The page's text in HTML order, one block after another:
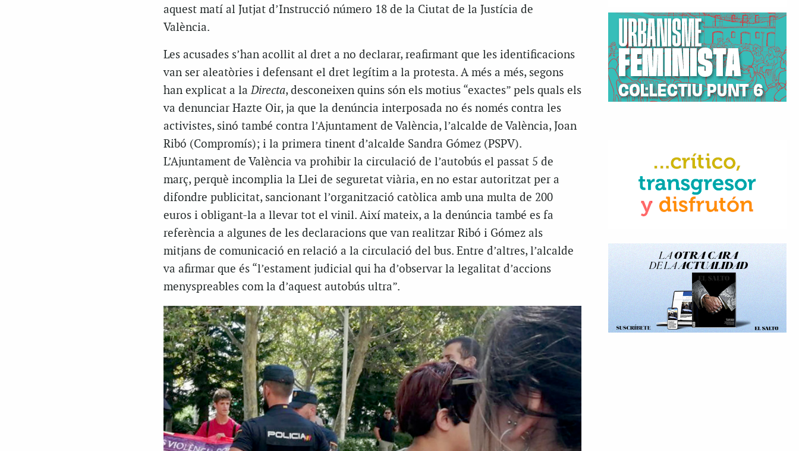
aquest matí al Jutjat d’Instrucció número 18 de la Ciutat de la Justícia de
València.
Les acusades s’han acollit al dret a no declarar, reafirmant que les identificacions
van ser aleatòries i defensant el dret legítim a la protesta. A més a més, segons
han explicat a laDirecta, desconeixen quins són els motius “exactes” pels quals els
va denunciar Hazte Oir, ja que la denúncia interposada no és només contra les
activistes, sinó també contra l’Ajuntament de València, l’alcalde de València, Joan
Ribó (Compromís); i la primera tinent d’alcalde Sandra Gómez (PSPV).
L’Ajuntament de València va prohibir la circulació de l’autobús el passat 5 de
març, perquè incomplia la Llei de seguretat viària, en no estar autoritzat per a
difondre publicitat, sancionant l’organització catòlica amb una multa de 200
euros i obligant-la a llevar tot el vinil. Així mateix, a la denúncia també es fa
referència a algunes de les declaracions que van realitzar Ribó i Gómez als
mitjans de comunicació en relació a la circulació del bus. Entre d’altres, l’alcalde
va afirmar que és “l’estament judicial qui ha d’observar la legalitat d’accions
menyspreables com la d’aquest autobús ultra”.